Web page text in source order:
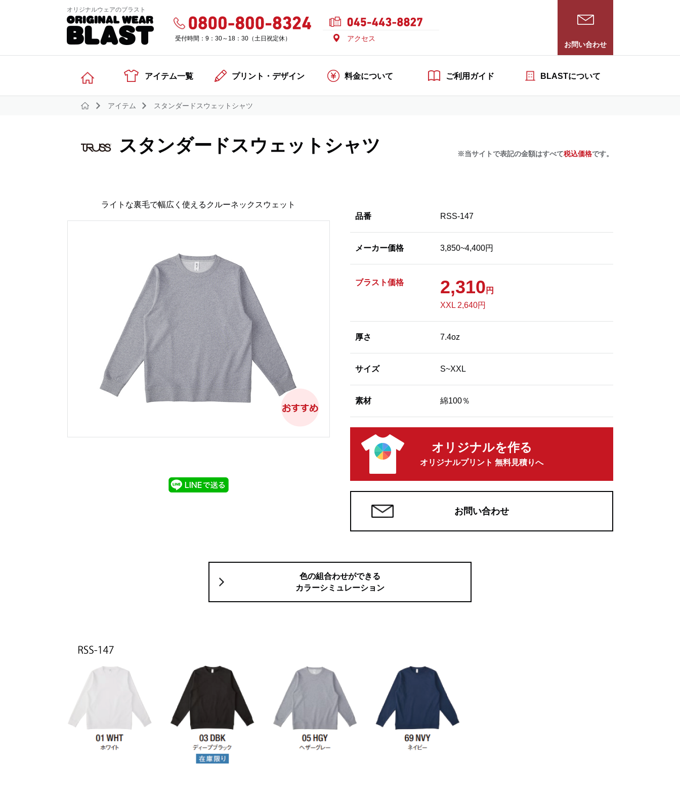
オリジナルウェアのブラスト
受付時間：9：30～18：30（土日祝定休） アクセス
お問い合わせ
アイテム一覧 プリント・デザイン 料金について ご利用ガイド BLASTについて
アイテム スタンダードスウェットシャツ
スタンダードスウェットシャツ ※当サイトで表記の金額はすべて税込価格です。
ライトな裏毛で幅広く使えるクルーネックスウェット
品番
RSS-147
メーカー価格 3,850~4,400円
ブラスト価格 2,310 円
XXL 2,640円
厚さ 7.4oz
サイズ S~XXL
素材 綿100％
オリジナルを作る
オリジナルプリント 無料見積りへ
お問い合わせ
色の組合わせができる
カラーシミュレーション